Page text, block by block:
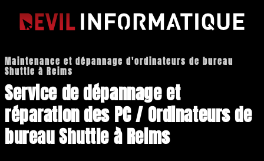
Maintenance et dépannage d'ordinateurs de bureau
Shuttle à Reims
Service de dépannage et
réparation des PC / Ordinateurs de
bureau Shuttle à Reims